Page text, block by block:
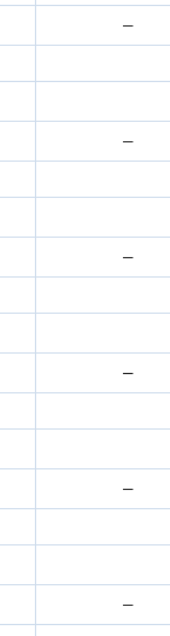
–
–
–
–
–
–